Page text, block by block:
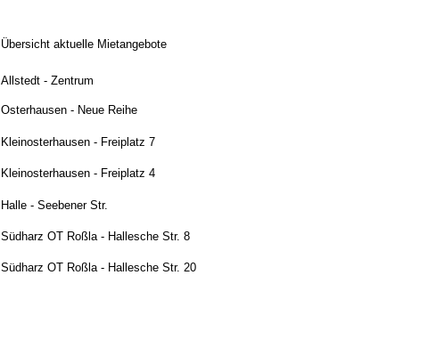
Übersicht aktuelle Mietangebote
Allstedt - Zentrum
Osterhausen - Neue Reihe
Kleinosterhausen - Freiplatz 7
Kleinosterhausen - Freiplatz 4
Halle - Seebener Str.
Südharz OT Roßla - Hallesche Str. 8
Südharz OT Roßla - Hallesche Str. 20